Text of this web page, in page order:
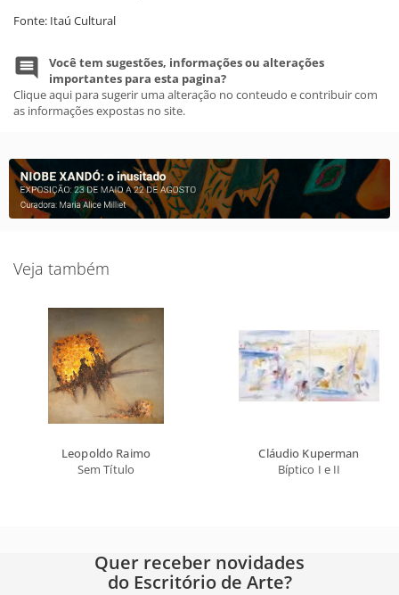
Fonte: Itaú Cultural
Você tem sugestões, informações ou alterações
importantes para esta pagina?
Clique aqui para sugerir uma alteração no conteudo e contribuir com
as informações expostas no site.
Veja também
Leopoldo Raimo
Sem Título
Cláudio Kuperman
Bíptico I e II
Quer receber novidades
do Escritório de Arte?